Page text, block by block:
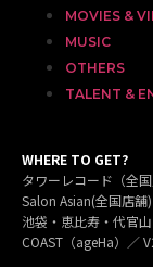
MOVIES &
MUSIC
OTHERS
TALENT &
WHERE TO GET?
タワーレコード（全
Salon Asian(全国店舗
池袋・恵比寿・代官
COAST（ageHa）／